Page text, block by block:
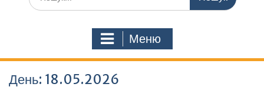
Меню
День: 18.05.2026